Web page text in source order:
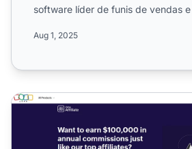
software líder de funis de vendas
Aug 1, 2025
Programa de Afiliados Zoho